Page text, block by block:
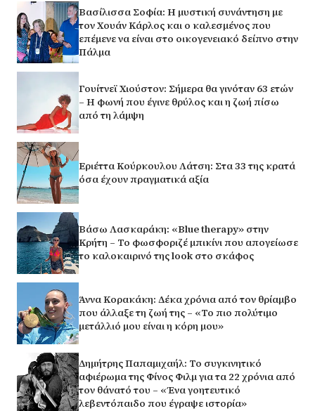
Βασίλισσα Σοφία: H μυστική συνάντηση με
τον Χουάν Κάρλος και ο καλεσμένος που
επέμενε να είναι στο οικογενειακό δείπνο στην
Πάλμα
Γουίτνεϊ Χιούστον: Σήμερα θα γινόταν 63 ετών
– Η φωνή που έγινε θρύλος και η ζωή πίσω
από τη λάμψη
Εριέττα Κούρκουλου Λάτση: Στα 33 της κρατά
όσα έχουν πραγματικά αξία
Βάσω Λασκαράκη: «Blue therapy» στην
Κρήτη – Το φωσφοριζέ μπικίνι που απογείωσε
το καλοκαιρινό της look στο σκάφος
Άννα Κορακάκη: Δέκα χρόνια από τον θρίαμβο
που άλλαξε τη ζωή της – «Το πιο πολύτιμο
μετάλλιό μου είναι η κόρη μου»
Δημήτρης Παπαμιχαήλ: Το συγκινητικό
αφιέρωμα της Φίνος Φιλμ για τα 22 χρόνια από
τον θάνατό του – «Ένα γοητευτικό
λεβεντόπαιδο που έγραψε ιστορία»